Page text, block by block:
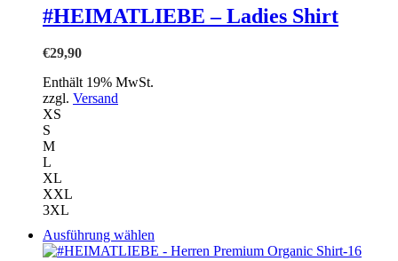
weist
mehrere
#HEIMATLIEBE – Ladies Shirt
€29,90
Enthält 19% MwSt.
zzgl. Versand
XS
S
M
L
XL
XXL
3XL
Ausführung wählen
Produkt